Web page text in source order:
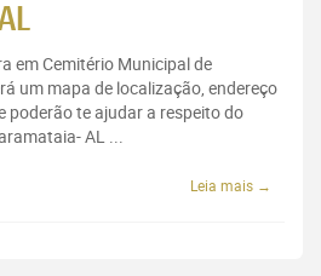
em Cemitério Municipal de
um mapa de localização, endereço
poderão te ajudar a respeito do
AL ...
Leia mais →